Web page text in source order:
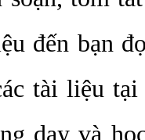
đến bạn
tài liệu
dạy và